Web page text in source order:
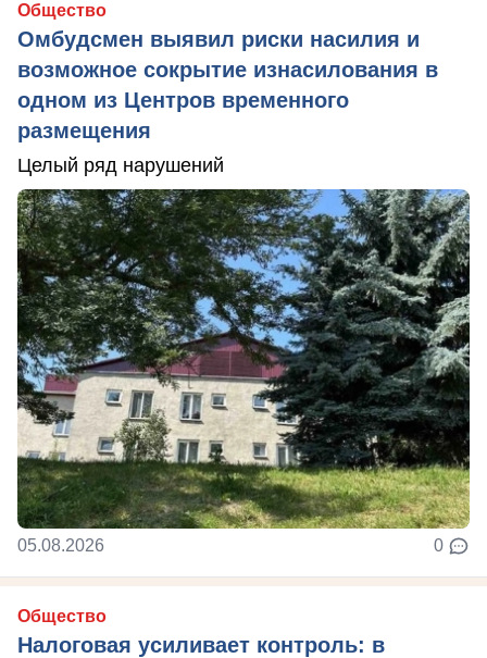
Общество
Омбудсмен выявил риски насилия и
возможное сокрытие изнасилования в
одном из Центров временного
размещения
Целый ряд нарушений
05.08.2026 0
Общество
Налоговая усиливает контроль: в